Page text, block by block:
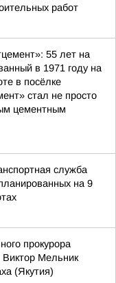
работ
55 лет на
в 1971 году на
в посёлке
стал не просто
цементным
служба
на 9
прокурора
Виктор Мельник
(Якутия)